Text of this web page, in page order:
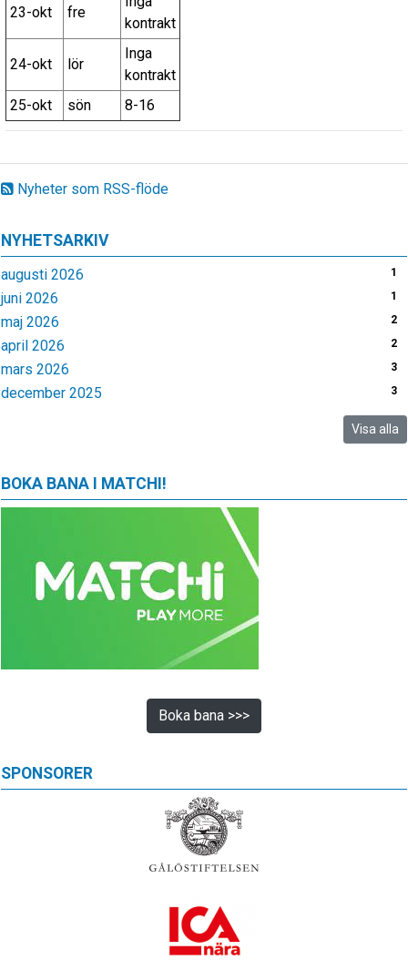
Nyheter som RSS-flöde
NYHETSARKIV
augusti 2026 1
juni 2026 1
maj 2026 2
april 2026 2
mars 2026 3
december 2025 3
Visa alla
BOKA BANA I MATCHI!
Boka bana >>>
SPONSORER
23-okt fre
kontrakt
24-okt lör
Inga
kontrakt
25-okt
sön 8-16